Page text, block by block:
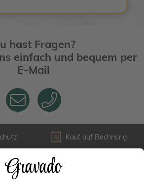
hast Fragen?
einfach und bequem per
E-Mail
Kauf auf Rechnung